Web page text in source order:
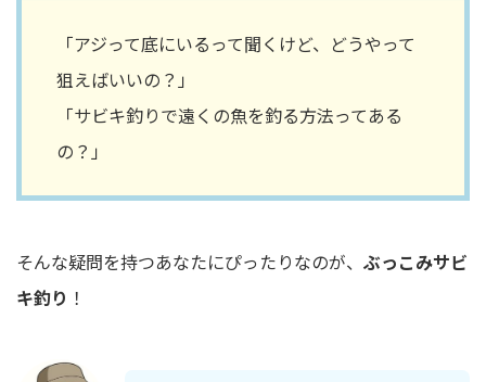
「アジって底にいるって聞くけど、どうやって
狙えばいいの？」
「サビキ釣りで遠くの魚を釣る方法ってある
の？」
そんな疑問を持つあなたにぴったりなのが、 ぶっこみサビ
キ釣り ！